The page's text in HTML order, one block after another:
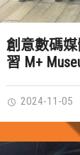
創意數碼
習 M+
2024-11-05